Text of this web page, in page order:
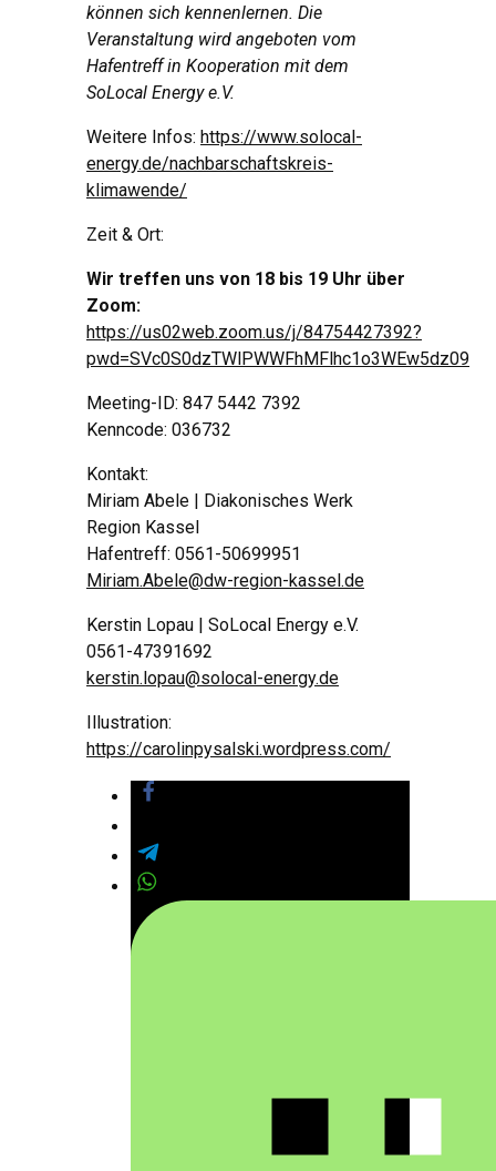
können sich kennenlernen. Die
Veranstaltung wird angeboten vom
Hafentreff in Kooperation mit dem
SoLocal Energy e.V.
Weitere Infos: https://www.solocal-
energy.de/nachbarschaftskreis-
klimawende/
Zeit & Ort:
Wir treffen uns von 18 bis 19 Uhr über
Zoom:
https://us02web.zoom.us/j/84754427392?
pwd=SVc0S0dzTWlPWWFhMFlhc1o3WEw5dz09
Meeting-ID: 847 5442 7392
Kenncode: 036732
Kontakt:
Miriam Abele | Diakonisches Werk
Region Kassel
Hafentreff: 0561-50699951
Miriam.Abele@dw-region-kassel.de
Kerstin Lopau | SoLocal Energy e.V.
0561-47391692
kerstin.lopau@solocal-energy.de
Illustration:
https://carolinpysalski.wordpress.com/